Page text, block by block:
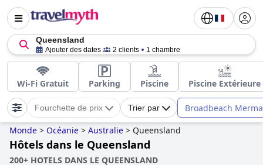
Queensland
Ajouter des dates 2 clients 1 chambre
Wi-Fi Gratuit Parking Piscine Piscine Extérieure
Fourchette de prix Trier par Broadbeach
Monde > Océanie > Australie > Queensland
Hôtels dans le Queensland
200+ HOTELS DANS LE QUEENSLAND